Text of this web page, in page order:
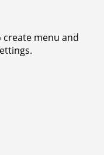
create menu and